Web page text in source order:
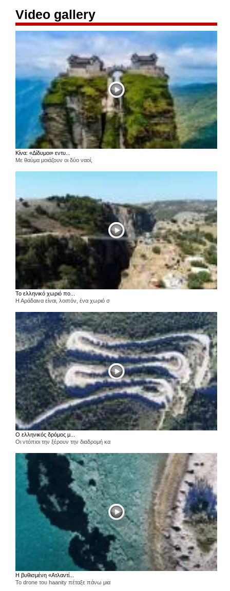
Video gallery
Κίνα: «Δίδυμοι» εντυ...
Με θαύμα μοιάζουν οι δύο ναοί,
Το ελληνικό χωριό πο...
Η Αράδαινα είναι, λοιπόν, ένα χωριό σ
Ο ελληνικός δρόμος μ...
Οι ντόπιοι την ξέρουν την διαδρομή κα
Η βυθισμένη «Ατλαντί...
Το drone του haanity πέταξε πάνω μια